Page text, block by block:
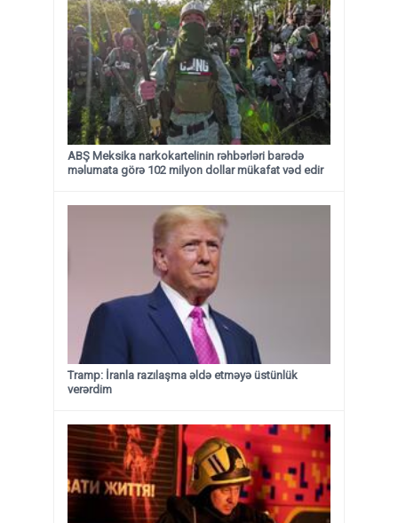
ABŞ Meksika narkokartelinin rəhbərləri barədə
məlumata görə 102 milyon dollar mükafat vəd edir
Tramp: İranla razılaşma əldə etməyə üstünlük
verərdim